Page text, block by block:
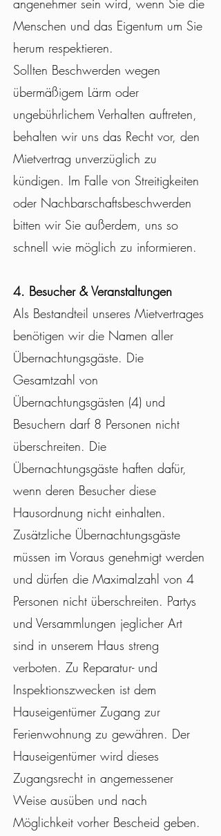
angenehmer sein wird, wenn Sie die
Menschen und das Eigentum um Sie
herum respektieren.
Sollten Beschwerden wegen
übermäßigem Lärm oder
ungebührlichem Verhalten auftreten,
behalten wir uns das Recht vor, den
Mietvertrag unverzüglich zu
kündigen. Im Falle von Streitigkeiten
oder Nachbarschaftsbeschwerden
bitten wir Sie außerdem, uns so
schnell wie möglich zu informieren.
4. Besucher & Veranstaltungen
Als Bestandteil unseres Mietvertrages
benötigen wir die Namen aller
Übernachtungsgäste. Die
Gesamtzahl von
Übernachtungsgästen (4) und
Besuchern darf 8 Personen nicht
überschreiten. Die
Übernachtungsgäste haften dafür,
wenn deren Besucher diese
Hausordnung nicht einhalten.
Zusätzliche Übernachtungsgäste
müssen im Voraus genehmigt werden
und dürfen die Maximalzahl von 4
Personen nicht überschreiten. Partys
und Versammlungen jeglicher Art
sind in unserem Haus streng
verboten. Zu Reparatur- und
Inspektionszwecken ist dem
Hauseigentümer Zugang zur
Ferienwohnung zu gewähren. Der
Hauseigentümer wird dieses
Zugangsrecht in angemessener
Weise ausüben und nach
Möglichkeit vorher Bescheid geben.